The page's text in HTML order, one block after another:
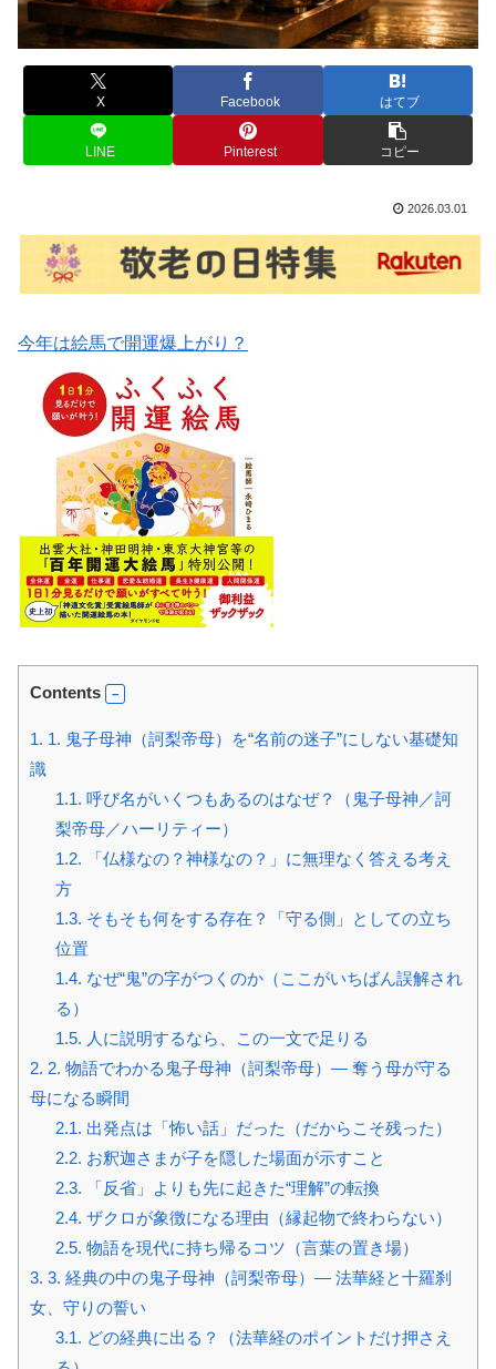
X Facebook はてブ
LINE Pinterest コピー
2026.03.01
今年は絵馬で開運爆上がり？
Contents
1. 1. 鬼子母神（訶梨帝母）を“名前の迷子”にしない基礎知
識
1.1. 呼び名がいくつもあるのはなぜ？（鬼子母神／訶
梨帝母／ハーリティー）
1.2. 「仏様なの？神様なの？」に無理なく答える考え
方
1.3. そもそも何をする存在？「守る側」としての立ち
位置
1.4. なぜ“鬼”の字がつくのか（ここがいちばん誤解され
る）
1.5. 人に説明するなら、この一文で足りる
2. 2. 物語でわかる鬼子母神（訶梨帝母）— 奪う母が守る
母になる瞬間
2.1. 出発点は「怖い話」だった（だからこそ残った）
2.2. お釈迦さまが子を隠した場面が示すこと
2.3. 「反省」よりも先に起きた“理解”の転換
2.4. ザクロが象徴になる理由（縁起物で終わらない）
2.5. 物語を現代に持ち帰るコツ（言葉の置き場）
3. 3. 経典の中の鬼子母神（訶梨帝母）— 法華経と十羅刹
女、守りの誓い
3.1. どの経典に出る？（法華経のポイントだけ押さえ